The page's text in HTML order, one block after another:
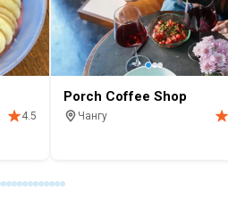
4.5
Porch Coffee Shop
Чангу